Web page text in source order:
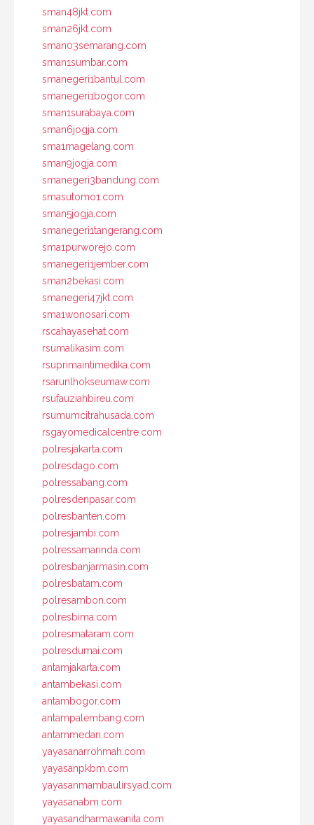
sman48jkt.com
sman26jkt.com
sman03semarang.com
sman1sumbar.com
smanegeri1bantul.com
smanegeri1bogor.com
sman1surabaya.com
sman6jogja.com
sma1magelang.com
sman9jogja.com
smanegeri3bandung.com
smasutomo1.com
sman5jogja.com
smanegeri1tangerang.com
sma1purworejo.com
smanegeri1jember.com
sman2bekasi.com
smanegeri47jkt.com
sma1wonosari.com
rscahayasehat.com
rsumalikasim.com
rsuprimaintimedika.com
rsarunlhokseumaw.com
rsufauziahbireu.com
rsumumcitrahusada.com
rsgayomedicalcentre.com
polresjakarta.com
polresdago.com
polressabang.com
polresdenpasar.com
polresbanten.com
polresjambi.com
polressamarinda.com
polresbanjarmasin.com
polresbatam.com
polresambon.com
polresbima.com
polresmataram.com
polresdumai.com
antamjakarta.com
antambekasi.com
antambogor.com
antampalembang.com
antammedan.com
yayasanarrohmah.com
yayasanpkbm.com
yayasanmambaulirsyad.com
yayasanabm.com
yayasandharmawanita.com